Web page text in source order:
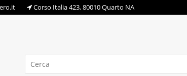
Corso Italia 423, 80010 Quarto NA